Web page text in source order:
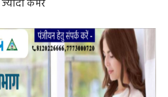
कैमरे